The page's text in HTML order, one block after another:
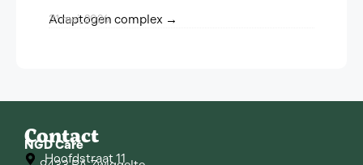
Adaptogen complex →
31 mei, 2026
Contact
NGD Care
Hoofdstraat 11